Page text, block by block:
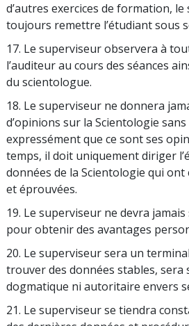
d’autres exercices de formation,
toujours remettre l’étudiant sous
17. Le superviseur observera à
l’auditeur au cours des séances
du scientologue.
18. Le superviseur ne donnera
d’opinions sur la Scientologie
expressément que ce sont ses
temps, il doit uniquement diriger
données de la Scientologie qui ont
et éprouvées.
19. Le superviseur ne devra
pour obtenir des avantages
20. Le superviseur sera un
trouver des données stables, sera
dogmatique ni autoritaire envers
21. Le superviseur se tiendra